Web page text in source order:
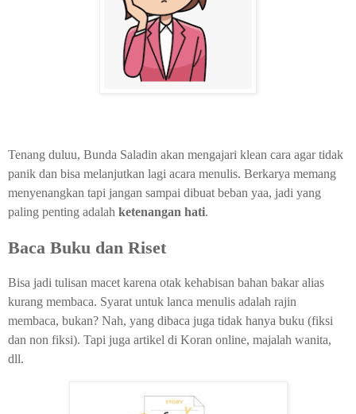
Tenang duluu, Bunda Saladin akan mengajari klean cara agar tidak
panik dan bisa melanjutkan lagi acara menulis. Berkarya memang
menyenangkan tapi jangan sampai dibuat beban yaa, jadi yang
paling penting adalah ketenangan hati.
Baca Buku dan Riset
Bisa jadi tulisan macet karena otak kehabisan bahan bakar alias
kurang membaca. Syarat untuk lanca menulis adalah rajin
membaca, bukan? Nah, yang dibaca juga tidak hanya buku (fiksi
dan non fiksi). Tapi juga artikel di Koran online, majalah wanita,
dll.